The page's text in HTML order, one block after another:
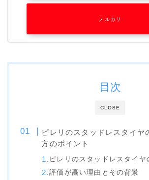
SALOMON
YES
DEELUXE
FLUX
HEAD
メルカリ
CLOSE
目次
ピレリのスタッドレスタイヤ
方のポイント
ピレリのスタッドレスタイヤ
評価が高い理由とその背景